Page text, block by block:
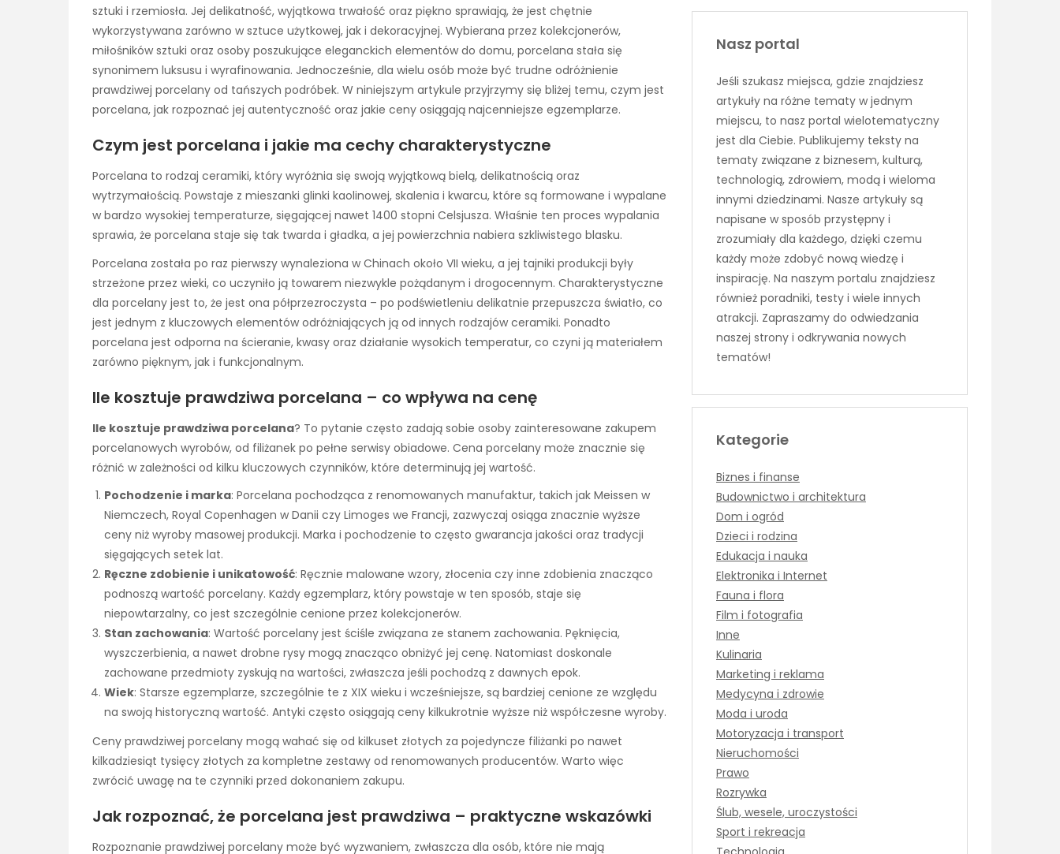
sztuki i rzemiosła. Jej delikatność, wyjątkowa trwałość oraz piękno sprawiają, że jest chętnie
wykorzystywana zarówno w sztuce użytkowej, jak i dekoracyjnej. Wybierana przez kolekcjonerów,
miłośników sztuki oraz osoby poszukujące eleganckich elementów do domu, porcelana stała się
synonimem luksusu i wyrafinowania. Jednocześnie, dla wielu osób może być trudne odróżnienie
prawdziwej porcelany od tańszych podróbek. W niniejszym artykule przyjrzymy się bliżej temu, czym jest
porcelana, jak rozpoznać jej autentyczność oraz jakie ceny osiągają najcenniejsze egzemplarze.
Czym jest porcelana i jakie ma cechy charakterystyczne
Porcelana to rodzaj ceramiki, który wyróżnia się swoją wyjątkową bielą, delikatnością oraz
wytrzymałością. Powstaje z mieszanki glinki kaolinowej, skalenia i kwarcu, które są formowane i wypalane
w bardzo wysokiej temperaturze, sięgającej nawet 1400 stopni Celsjusza. Właśnie ten proces wypalania
sprawia, że porcelana staje się tak twarda i gładka, a jej powierzchnia nabiera szkliwistego blasku.
Porcelana została po raz pierwszy wynaleziona w Chinach około VII wieku, a jej tajniki produkcji były
strzeżone przez wieki, co uczyniło ją towarem niezwykle pożądanym i drogocennym. Charakterystyczne
dla porcelany jest to, że jest ona półprzezroczysta – po podświetleniu delikatnie przepuszcza światło, co
jest jednym z kluczowych elementów odróżniających ją od innych rodzajów ceramiki. Ponadto
porcelana jest odporna na ścieranie, kwasy oraz działanie wysokich temperatur, co czyni ją materiałem
zarówno pięknym, jak i funkcjonalnym.
Ile kosztuje prawdziwa porcelana – co wpływa na cenę
Ile kosztuje prawdziwa porcelana? To pytanie często zadają sobie osoby zainteresowane zakupem
porcelanowych wyrobów, od filiżanek po pełne serwisy obiadowe. Cena porcelany może znacznie się
różnić w zależności od kilku kluczowych czynników, które determinują jej wartość.
Pochodzenie i marka: Porcelana pochodząca z renomowanych manufaktur, takich jak Meissen w
Niemczech, Royal Copenhagen w Danii czy Limoges we Francji, zazwyczaj osiąga znacznie wyższe
ceny niż wyroby masowej produkcji. Marka i pochodzenie to często gwarancja jakości oraz tradycji
sięgających setek lat.
Ręczne zdobienie i unikatowość: Ręcznie malowane wzory, złocenia czy inne zdobienia znacząco
podnoszą wartość porcelany. Każdy egzemplarz, który powstaje w ten sposób, staje się
niepowtarzalny, co jest szczególnie cenione przez kolekcjonerów.
Stan zachowania: Wartość porcelany jest ściśle związana ze stanem zachowania. Pęknięcia,
wyszczerbienia, a nawet drobne rysy mogą znacząco obniżyć jej cenę. Natomiast doskonale
zachowane przedmioty zyskują na wartości, zwłaszcza jeśli pochodzą z dawnych epok.
Wiek: Starsze egzemplarze, szczególnie te z XIX wieku i wcześniejsze, są bardziej cenione ze względu
na swoją historyczną wartość. Antyki często osiągają ceny kilkukrotnie wyższe niż współczesne wyroby.
Ceny prawdziwej porcelany mogą wahać się od kilkuset złotych za pojedyncze filiżanki po nawet
kilkadziesiąt tysięcy złotych za kompletne zestawy od renomowanych producentów. Warto więc
zwrócić uwagę na te czynniki przed dokonaniem zakupu.
Jak rozpoznać, że porcelana jest prawdziwa – praktyczne wskazówki
Rozpoznanie prawdziwej porcelany może być wyzwaniem, zwłaszcza dla osób, które nie mają
Nasz portal
Jeśli szukasz miejsca, gdzie znajdziesz
artykuły na różne tematy w jednym
miejscu, to nasz portal wielotematyczny
jest dla Ciebie. Publikujemy teksty na
tematy związane z biznesem, kulturą,
technologią, zdrowiem, modą i wieloma
innymi dziedzinami. Nasze artykuły są
napisane w sposób przystępny i
zrozumiały dla każdego, dzięki czemu
każdy może zdobyć nową wiedzę i
inspirację. Na naszym portalu znajdziesz
również poradniki, testy i wiele innych
atrakcji. Zapraszamy do odwiedzania
naszej strony i odkrywania nowych
tematów!
Kategorie
Biznes i finanse
Budownictwo i architektura
Dom i ogród
Dzieci i rodzina
Edukacja i nauka
Elektronika i Internet
Fauna i flora
Film i fotografia
Inne
Kulinaria
Marketing i reklama
Medycyna i zdrowie
Moda i uroda
Motoryzacja i transport
Nieruchomości
Prawo
Rozrywka
Ślub, wesele, uroczystości
Sport i rekreacja